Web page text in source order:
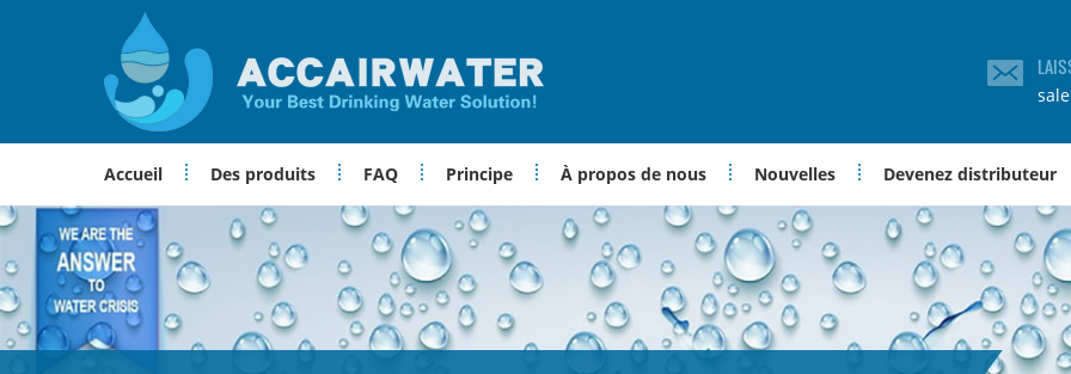
Accueil Des produits FAQ Principe À propos de nous Nouvelles Devenez distributeur